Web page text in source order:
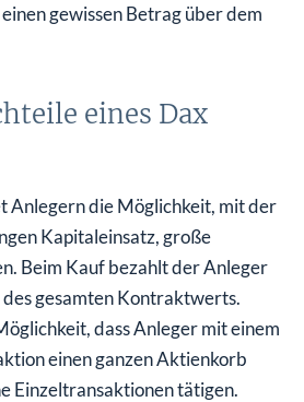
gewissen Betrag über dem
eines Dax
Anlegern die Möglichkeit, mit der
Kapitaleinsatz, große
Beim Kauf bezahlt der Anleger
gesamten Kontraktwerts.
dass Anleger mit einem
einen ganzen Aktienkorb
Einzeltransaktionen tätigen.